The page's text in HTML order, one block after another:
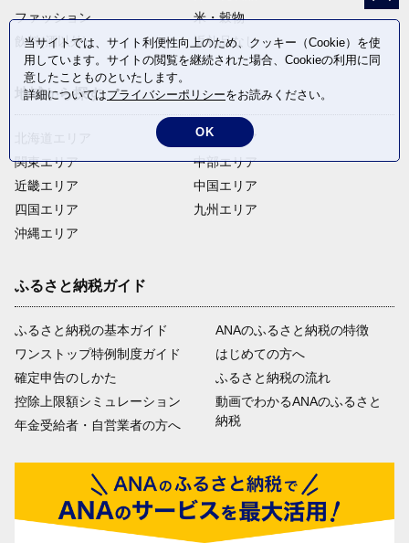
ファッション
米・穀物
飲料(酒以外)
返礼品なし
地域から探す
関東エリア
近畿エリア
四国エリア
沖縄エリア
東北エリア
中部エリア
中国エリア
九州エリア
ふるさと納税ガイド
ふるさと納税の基本ガイド
ワンストップ特例制度ガイド
確定申告のしかた
控除上限額シミュレーション
年金受給者・自営業者の方へ
ANAのふるさと納税の特徴
はじめての方へ
ふるさと納税の流れ
動画でわかるANAのふるさと
納税
当サイトでは、サイト利便性向上のため、クッキー（Cookie）を使
用しています。サイトの閲覧を継続された場合、Cookieの利用に同
意したことものといたします。
詳細についてはプライバシーポリシーをお読みください。
OK